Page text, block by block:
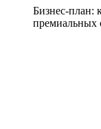
Бизнес-план:
премиальных